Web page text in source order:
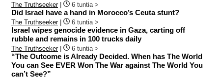
The Truthseeker| 6 tuntia >
Did Israel have a hand in Morocco’s Ceuta stunt?
The Truthseeker| 6 tuntia >
Israel wipes genocide evidence in Gaza, carting off
rubble and remains in 100 trucks daily
The Truthseeker| 6 tuntia >
“The Outcome is Already Decided. When has The World
You can See EVER Won The War against The World You
can’t See?”